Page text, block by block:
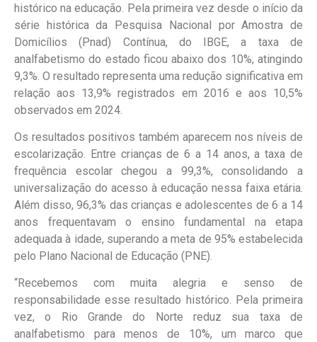
histórico na educação. Pela primeira vez desde o início da
série histórica da Pesquisa Nacional por Amostra de
Domicílios (Pnad) Contínua, do IBGE, a taxa de
analfabetismo do estado ficou abaixo dos 10%, atingindo
9,3%. O resultado representa uma redução significativa em
relação aos 13,9% registrados em 2016 e aos 10,5%
observados em 2024.
Os resultados positivos também aparecem nos níveis de
escolarização. Entre crianças de 6 a 14 anos, a taxa de
frequência escolar chegou a 99,3%, consolidando a
universalização do acesso à educação nessa faixa etária.
Além disso, 96,3% das crianças e adolescentes de 6 a 14
anos frequentavam o ensino fundamental na etapa
adequada à idade, superando a meta de 95% estabelecida
pelo Plano Nacional de Educação (PNE).
“Recebemos com muita alegria e senso de
responsabilidade esse resultado histórico. Pela primeira
vez, o Rio Grande do Norte reduz sua taxa de
analfabetismo para menos de 10%, um marco que